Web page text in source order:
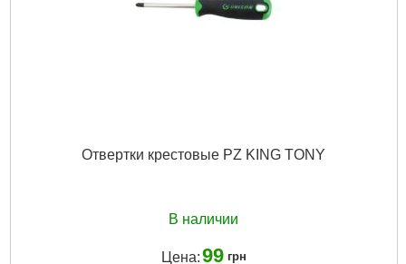
Отвертки крестовые PZ KING TONY
В наличии
Цена:99 грн